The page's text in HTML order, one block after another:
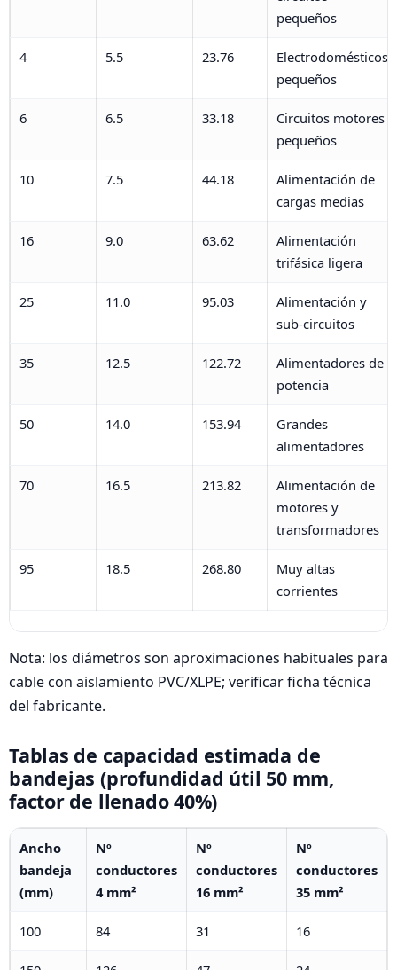
pequeños
4 5.5 23.76
Electrodomésticos
pequeños
6 6.5 33.18
Circuitos motores
pequeños
10 7.5 44.18
Alimentación de
cargas medias
16 9.0 63.62
Alimentación
trifásica ligera
25 11.0 95.03
Alimentación y
sub-circuitos
35 12.5 122.72
Alimentadores de
potencia
50 14.0 153.94
Grandes
alimentadores
70 16.5 213.82
Alimentación de
motores y
transformadores
95 18.5 268.80
Muy altas
corrientes
Nota: los diámetros son aproximaciones habituales para
cable con aislamiento PVC/XLPE; verificar ficha técnica
del fabricante.
Tablas de capacidad estimada de
bandejas (profundidad útil 50 mm,
factor de llenado 40%)
Ancho
bandeja
(mm)
Nº
conductores
4 mm²
Nº
conductores
16 mm²
Nº
conductores
35 mm²
100 84 31 16